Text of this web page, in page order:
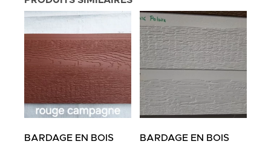
BARDAGE EN BOIS
BARDAGE EN BOIS